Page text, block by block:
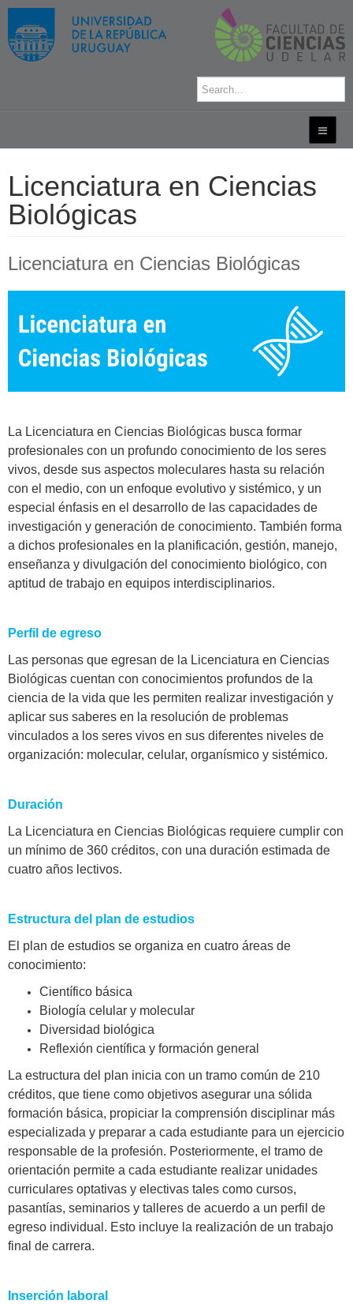
Licenciatura en Ciencias
Biológicas
Licenciatura en Ciencias Biológicas
La Licenciatura en Ciencias Biológicas busca formar
profesionales con un profundo conocimiento de los seres
vivos, desde sus aspectos moleculares hasta su relación
con el medio, con un enfoque evolutivo y sistémico, y un
especial énfasis en el desarrollo de las capacidades de
investigación y generación de conocimiento. También forma
a dichos profesionales en la planificación, gestión, manejo,
enseñanza y divulgación del conocimiento biológico, con
aptitud de trabajo en equipos interdisciplinarios.
Perfil de egreso
Las personas que egresan de la Licenciatura en Ciencias
Biológicas cuentan con conocimientos profundos de la
ciencia de la vida que les permiten realizar investigación y
aplicar sus saberes en la resolución de problemas
vinculados a los seres vivos en sus diferentes niveles de
organización: molecular, celular, organísmico y sistémico.
Duración
La Licenciatura en Ciencias Biológicas requiere cumplir con
un mínimo de 360 créditos, con una duración estimada de
cuatro años lectivos.
Estructura del plan de estudios
El plan de estudios se organiza en cuatro áreas de
conocimiento:
Científico básica
Biología celular y molecular
Diversidad biológica
Reflexión científica y formación general
La estructura del plan inicia con un tramo común de 210
créditos, que tiene como objetivos asegurar una sólida
formación básica, propiciar la comprensión disciplinar más
especializada y preparar a cada estudiante para un ejercicio
responsable de la profesión. Posteriormente, el tramo de
orientación permite a cada estudiante realizar unidades
curriculares optativas y electivas tales como cursos,
pasantías, seminarios y talleres de acuerdo a un perfil de
egreso individual. Esto incluye la realización de un trabajo
final de carrera.
Inserción laboral